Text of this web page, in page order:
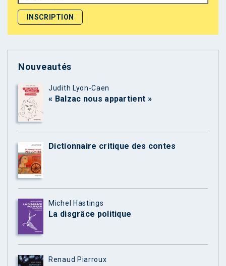
Nouveautés
Judith Lyon-Caen
« Balzac nous appartient »
Dictionnaire critique des contes
Michel Hastings
La disgrâce politique
Renaud Piarroux